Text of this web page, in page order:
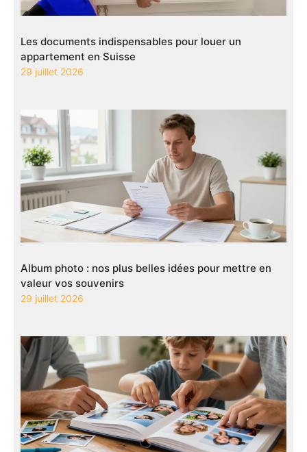
Les documents indispensables pour louer un
appartement en Suisse
29 juillet 2026
Album photo : nos plus belles idées pour mettre en
valeur vos souvenirs
29 juillet 2026